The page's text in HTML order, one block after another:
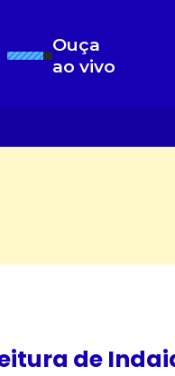
Ouça
ao vivo
de